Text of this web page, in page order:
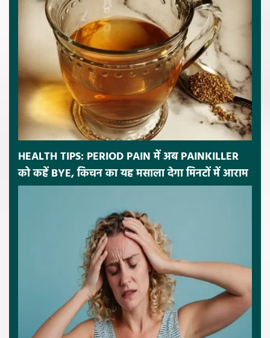
HEALTH TIPS: PERIOD PAIN में अब PAINKILLER
को कहें BYE, किचन का यह मसाला देगा मिनटों में आराम